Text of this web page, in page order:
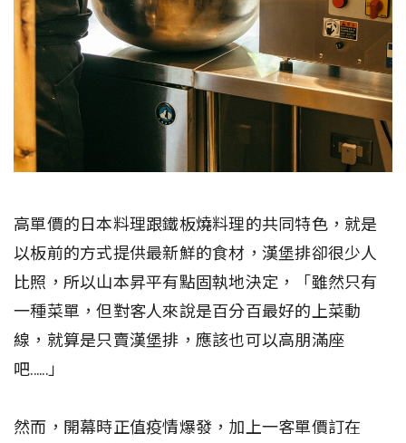
高單價的日本料理跟鐵板燒料理的共同特色，就是
以板前的方式提供最新鮮的食材，漢堡排卻很少人
比照，所以山本昇平有點固執地決定，「雖然只有
一種菜單，但對客人來說是百分百最好的上菜動
線，就算是只賣漢堡排，應該也可以高朋滿座
吧......」
然而，開幕時正值疫情爆發，加上一客單價訂在